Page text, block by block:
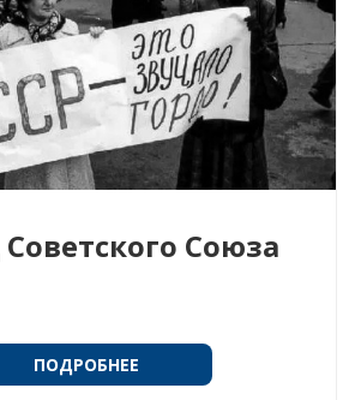
Советского Союза
ПОДРОБНЕЕ